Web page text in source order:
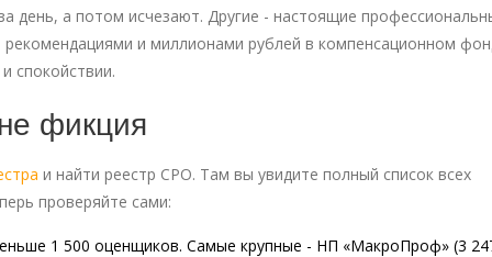
день, а потом исчезают. Другие - настоящие
и миллионами рублей в компенсационном
спокойствии.
фикция
и найти реестр СРО. Там вы увидите полный список всех
проверяйте сами:
1 500 оценщиков. Самые крупные - НП «МакроПроф» (3